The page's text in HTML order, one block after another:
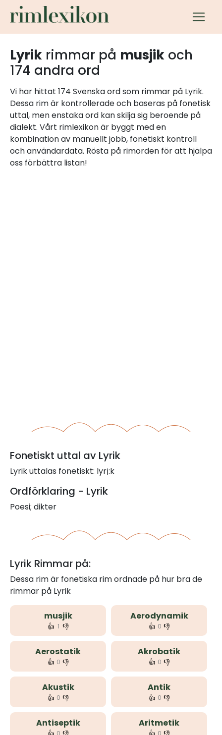
Lyrik rimmar på musjik och
174 andra ord
Vi har hittat 174 Svenska ord som rimmar på Lyrik.
Dessa rim är kontrollerade och baseras på fonetisk
uttal, men enstaka ord kan skilja sig beroende på
dialekt. Vårt rimlexikon är byggt med en
kombination av manuellt jobb, fonetiskt kontroll
och användardata. Rösta på rimorden för att hjälpa
oss förbättra listan!
Fonetiskt uttal av Lyrik
Lyrik uttalas fonetiskt: lyrị:k
Ordförklaring - Lyrik
Poesi; dikter
Lyrik Rimmar på:
Dessa rim är fonetiska rim ordnade på hur bra de
rimmar på Lyrik
musjik
👍 1 👎
Aerodynamik
👍 0 👎
Aerostatik
👍 0 👎
Akrobatik
👍 0 👎
Akustik
👍 0 👎
Antik
👍 0 👎
Antiseptik
0
Aritmetik
0